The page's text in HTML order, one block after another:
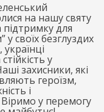
на нашу святу
для
своїх безглуздих
у
захисники, які
героїзм,
і
Віримо у перемогу